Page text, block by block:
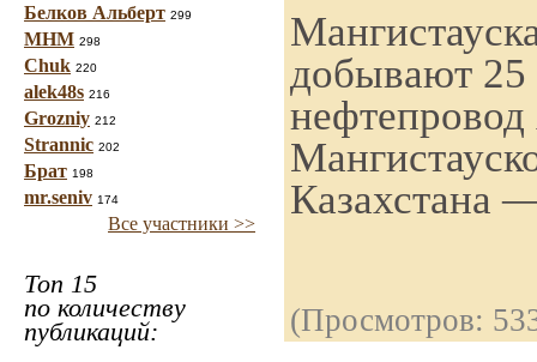
Белков Альберт 299
МНМ 298
Chuk 220
alek48s 216
Grozniy 212
Strannic 202
Брат 198
mr.seniv 174
Все участники >>
Топ 15
по количеству
публикаций:
добывают 25
Казахстана
(Просмотров: